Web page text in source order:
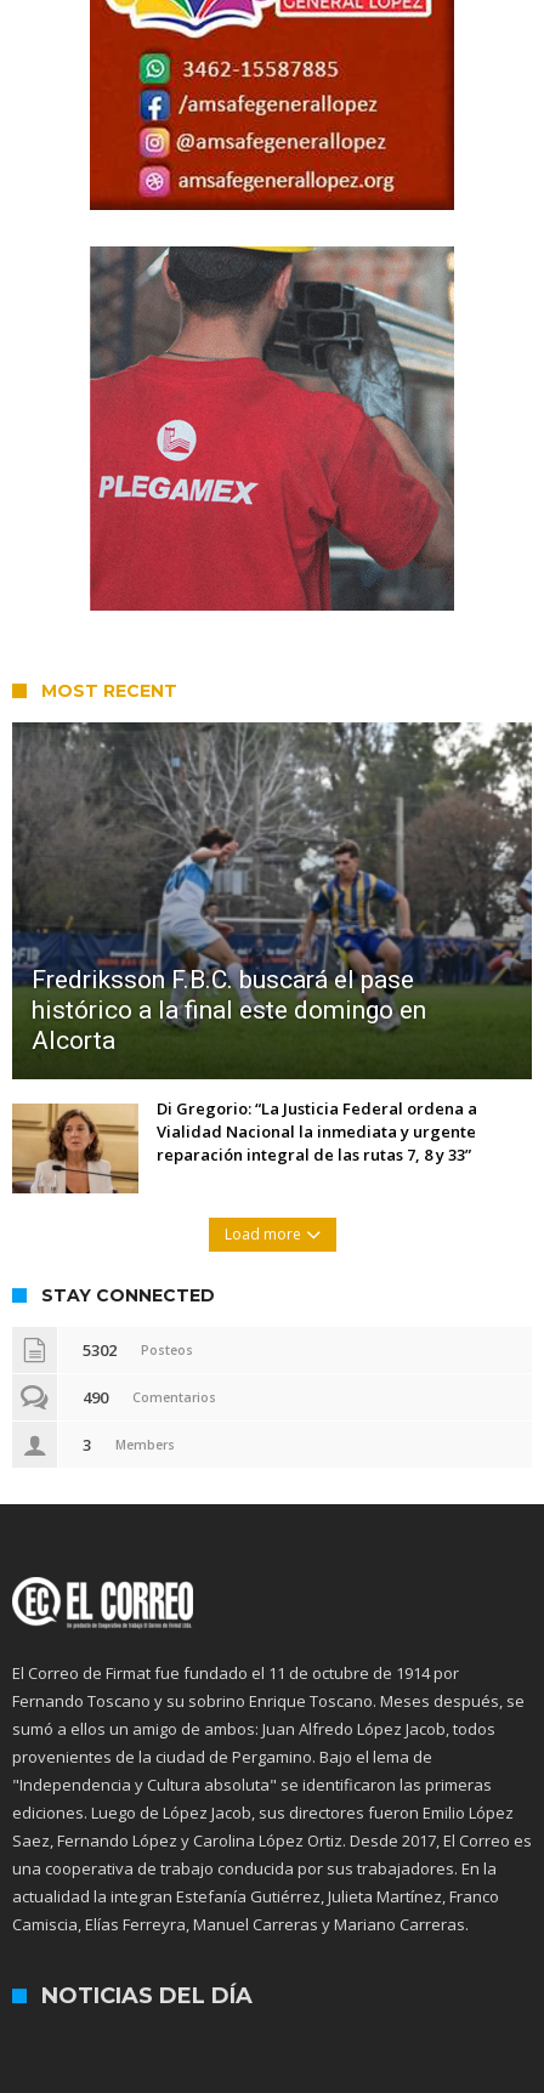
MOST RECENT
Fredriksson F.B.C. buscará el pase
histórico a la final este domingo en
Alcorta
Di Gregorio: “La Justicia Federal ordena a
Vialidad Nacional la inmediata y urgente
reparación integral de las rutas 7, 8 y 33”
Load more
STAY CONNECTED
5302 Posteos
490 Comentarios
3 Members
El Correo de Firmat fue fundado el 11 de octubre de 1914 por
Fernando Toscano y su sobrino Enrique Toscano. Meses después, se
sumó a ellos un amigo de ambos: Juan Alfredo López Jacob, todos
provenientes de la ciudad de Pergamino. Bajo el lema de
"Independencia y Cultura absoluta" se identificaron las primeras
ediciones. Luego de López Jacob, sus directores fueron Emilio López
Saez, Fernando López y Carolina López Ortiz. Desde 2017, El Correo es
una cooperativa de trabajo conducida por sus trabajadores. En la
actualidad la integran Estefanía Gutiérrez, Julieta Martínez, Franco
Camiscia, Elías Ferreyra, Manuel Carreras y Mariano Carreras.
NOTICIAS DEL DÍA